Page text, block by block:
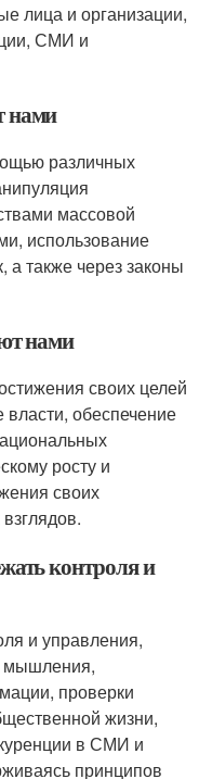
лица и организации,
СМИ и
нами
различных
массовой
использование
а также через законы
нами
своих целей
власти, обеспечение
росту и
своих
контроля и
и управления,
мышления,
проверки
жизни,
в СМИ и
принципов